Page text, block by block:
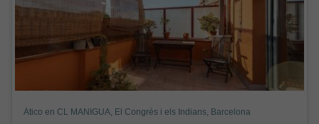
Ático en CL MANIGUA, El Congrés i els Indians, Barcelona